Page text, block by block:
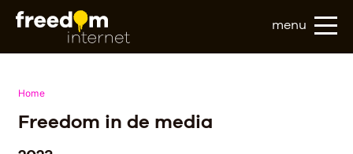
menu
Home
Freedom in de media